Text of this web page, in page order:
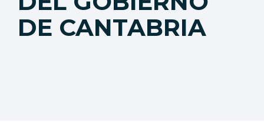
DE CANTABRIA